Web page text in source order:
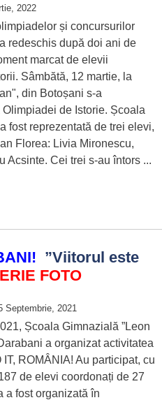
2022
și concursurilor
redeschis după doi ani de
marcat de elevii
Sâmbătă, 12 martie, la
din Botoșani s-a
de Istorie. Școala
fost reprezentată de trei elevi,
Florea: Livia Mironescu,
Acsinte. Cei trei s-au întors ...
”Viitorul este
FOTO
Septembrie, 2021
Școala Gimnazială ”Leon
a organizat activitatea
IT, ROMÂNIA! Au participat, cu
de elevi coordonați de 27
a fost organizată în